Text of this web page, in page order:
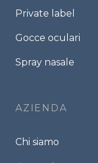
Private label
Gocce oculari
Spray nasale
AZIENDA
Chi siamo